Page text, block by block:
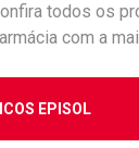
todos os
com a
EPISOL